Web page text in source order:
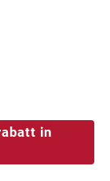
5 Sternen
in